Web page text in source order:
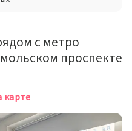
с метро
проспекте
карте